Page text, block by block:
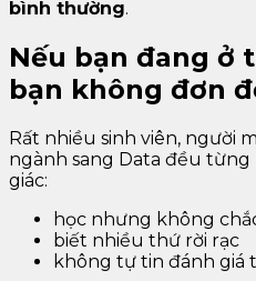
bình thường.
Nếu bạn đang ở
bạn không đơn
Rất nhiều sinh viên, người
ngành sang Data đều từng
giác:
học nhưng không
biết nhiều thứ rời rạc
không tự tin đánh giá